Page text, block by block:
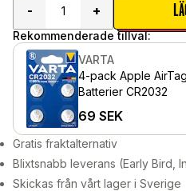
-
+
Rekommenderade tillval:
VARTA
4-pack Apple AirTag
Batterier CR2032
69 SEK
Gratis fraktalternativ
Blixtsnabb leverans (Early Bird,
Skickas från vårt lager i Sverige